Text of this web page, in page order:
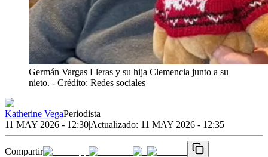
Germán Vargas Lleras y su hija Clemencia junto a su
nieto. - Crédito: Redes sociales
Katherine VegaPeriodista
11 MAY 2026 - 12:30|Actualizado: 11 MAY 2026 - 12:35
Compartir